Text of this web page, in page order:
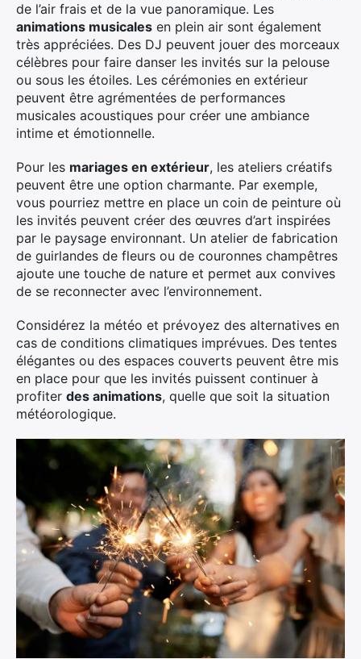
de l’air frais et de la vue panoramique. Les
animations musicales en plein air sont également
très appréciées. Des DJ peuvent jouer des morceaux
célèbres pour faire danser les invités sur la pelouse
ou sous les étoiles. Les cérémonies en extérieur
peuvent être agrémentées de performances
musicales acoustiques pour créer une ambiance
intime et émotionnelle.
Pour les mariages en extérieur, les ateliers créatifs
peuvent être une option charmante. Par exemple,
vous pourriez mettre en place un coin de peinture où
les invités peuvent créer des œuvres d’art inspirées
par le paysage environnant. Un atelier de fabrication
de guirlandes de fleurs ou de couronnes champêtres
ajoute une touche de nature et permet aux convives
de se reconnecter avec l’environnement.
Considérez la météo et prévoyez des alternatives en
cas de conditions climatiques imprévues. Des tentes
élégantes ou des espaces couverts peuvent être mis
en place pour que les invités puissent continuer à
profiter des animations, quelle que soit la situation
météorologique.